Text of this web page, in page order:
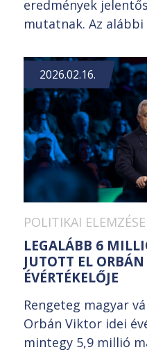
eredmények
mutatnak. Az
2026.02.16.
POLITIKAI
LEGALÁBB 6
JUTOTT EL
ÉVÉRTÉKELŐJE
Rengeteg magyar
Orbán Viktor idei
mintegy 5,9 millió